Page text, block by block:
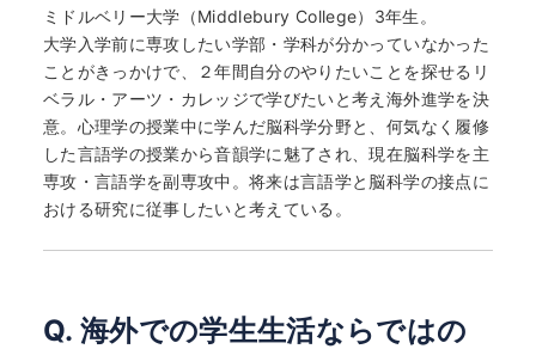
ミドルベリー大学（Middlebury College）3年生。
大学入学前に専攻したい学部・学科が分かっていなかった
ことがきっかけで、２年間自分のやりたいことを探せるリ
ベラル・アーツ・カレッジで学びたいと考え海外進学を決
意。心理学の授業中に学んだ脳科学分野と、 何気なく履修
した言語学の授業から音韻学に魅了され、現在脳科学を主
専攻・言語学を副専攻中。将来は言語学と脳科学の接点に
おける研究に従事したいと考えている。
Q. 海外での学生生活ならではの